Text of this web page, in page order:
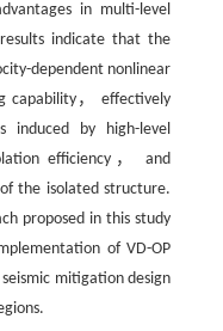
in multi-level
indicate that the
dependent nonlinear
capability， effectively
induced by high-level
efficiency， and
the isolated structure.
proposed in this study
of VD-OP
mitigation design